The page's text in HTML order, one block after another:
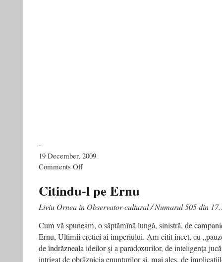
-
19 December, 2009
Comments Offon
Citindu-l pe Ernu
Liviu Ornea in Observator cultural / Numarul 505 din
Cum vă spuneam, o săptămînă lungă, sinistră, de
Ernu, Ultimii eretici ai imperiului. Am citit încet, cu
de îndrăzneala ideilor şi a paradoxurilor, de inteligenţa
intrigat de obrăznicia enunţurilor şi, mai ales, de